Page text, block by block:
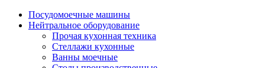
Посудомоечные машины
Нейтральное оборудование
Прочая кухонная техника
Стеллажи кухонные
Ванны моечные